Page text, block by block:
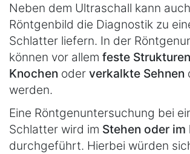
Neben dem Ultraschall kann
Röntgenbild die Diagnostik zu
Schlatter liefern. In der
können vor allem feste Strukturen
Knochen oder verkalkte Sehnen
werden.
Eine Röntgenuntersuchung bei
Schlatter wird im Stehen oder im
durchgeführt. Hierbei würden